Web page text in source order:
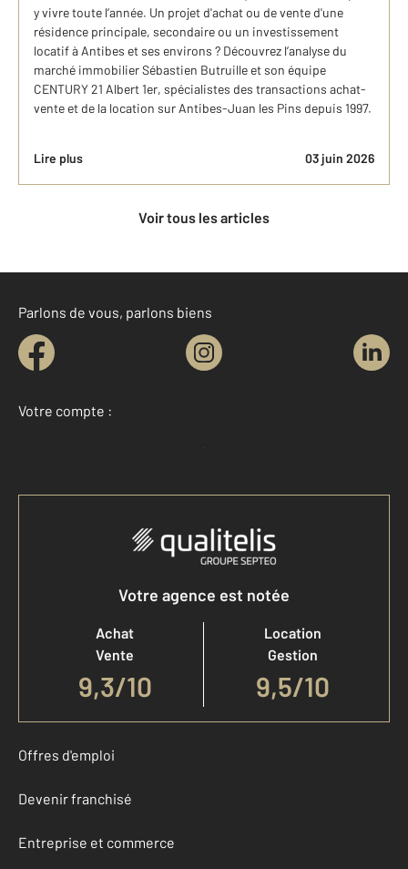
y vivre toute l’année. Un projet d'achat ou de vente d'une
résidence principale, secondaire ou un investissement
locatif à Antibes et ses environs ? Découvrez l’analyse du
marché ​immobilier Sébastien Butruille et son équipe
CENTURY 21 Albert 1er, spécialistes des transactions achat-
vente et de la location sur Antibes-Juan les Pins depuis 1997.
Lire plus 03 juin 2026
Voir tous les articles
Parlons de vous, parlons biens
Votre compte :
Accéder à mon compte
Votre agence est notée
Achat
Vente
9,3/10
Location
Gestion
9,5/10
Offres d'emploi
Devenir franchisé
Entreprise et commerce